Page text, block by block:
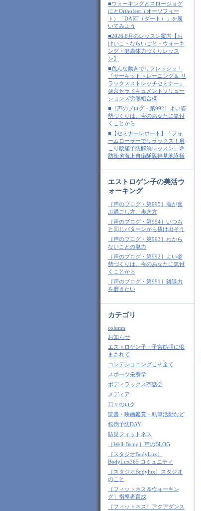
■ウォーキングとスロージョグ
にとOrthofeet（オーソフィー
ト）「DART（ダート）」を履
いてみよう
■2026.8月のレッスン案内【お
けいこ・ならいごと・ウォーキ
ング・健康体力づくりレッス
ン】
■色んな動きでリフレッシュ！
『サーキットトレーニング＆ リ
ラックスストレッチセミナー』
＠京セラドキュメントソリュー
ションズ労働組合様
■［声のブログ・第992］よい姿
勢づくりは、今のあなたに気付
くことから
■【セミナーレポート】「フォ
ームローラーでリラックス！肩
こり腰痛予防解消レッスン」＠
防衛省海上自衛隊阪神基地隊様
エストロゲン子の美活ウ
ォーキング
［声のブログ・第995］脳が喜
ぶ過ごし方、歩き方
［声のブログ・第994］いつも
と同じパターンから抜け出そう
［声のブログ・第993］わから
ないことの魅力
［声のブログ・第992］よい姿
勢づくりは、今のあなたに気付
くことから
［声のブログ・第991］雑談力
を磨きたい
カテゴリ
column
お知らせ
エストロゲン子・子宮筋腫に悩
まされて
コンデショニングこそ全て
スポーツ栄養学
ボディラックス茶話会
メディア
日々のログ
読書・映画鑑賞・執筆活動など
転倒予防DAY
防災フィットネス
［Well-Being］声のBLOG
［スタジオBodyLux］
BodyLux365 コミュニティ
［スタジオBodylux］スタジオ
のこと
［フィットネス＆ウォーキン
グ］指導者育成
［フィットネス］アクアダンス